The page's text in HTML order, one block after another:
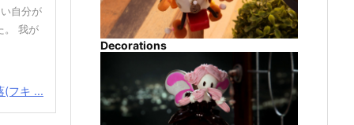
自分が
。 我が
フキ ...
Decorations